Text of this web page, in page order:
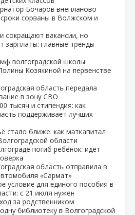
Бочаров внепланово
сорваны в Волжском и
сокращают вакансии, но
зарплаты: главные тренды
волгоградской школы
Козякиной на первенстве
область передала
в зону СВО
тысяч и стипендия: как
поддерживает лучших
стало ближе: как маткапитал
области
погиб ребёнок: идёт
область отправила в
«Сармат»
условие для единого пособия в
с 21 июля нужен
за родственником
библиотеку в Волгоградской